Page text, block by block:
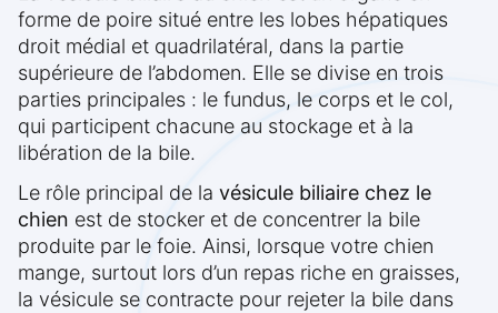
forme de poire situé entre les lobes hépatiques
droit médial et quadrilatéral, dans la partie
supérieure de l’abdomen. Elle se divise en trois
parties principales : le fundus, le corps et le col,
qui participent chacune au stockage et à la
libération de la bile.
Le rôle principal de la vésicule biliaire chez le
chien est de stocker et de concentrer la bile
produite par le foie. Ainsi, lorsque votre chien
mange, surtout lors d’un repas riche en graisses,
la vésicule se contracte pour rejeter la bile dans